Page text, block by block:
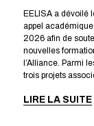
EELISA a dévoilé
appel
2026 afin de
nouvelles
l’Alliance. Parmi
trois projets
LIRE LA SUITE